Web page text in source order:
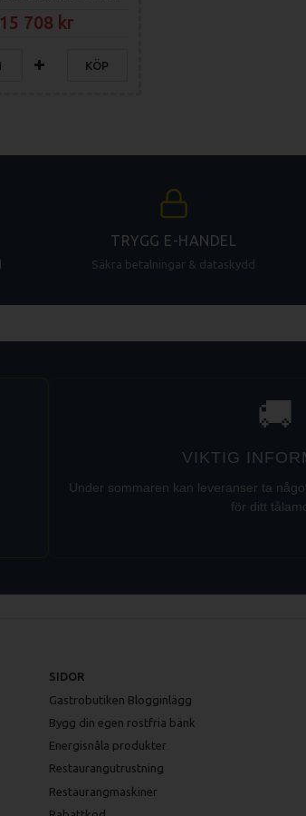
15 708
KÖP
TRYGG E-HANDEL
Säkra betalningar & dataskydd
🚚
VIKTIG
Under sommaren kan leveranser ta
för ditt
SIDOR
Gastrobutiken Blogginlägg
Bygg din egen rostfria bänk
Energisnåla produkter
Restaurangutrustning
Restaurangmaskiner